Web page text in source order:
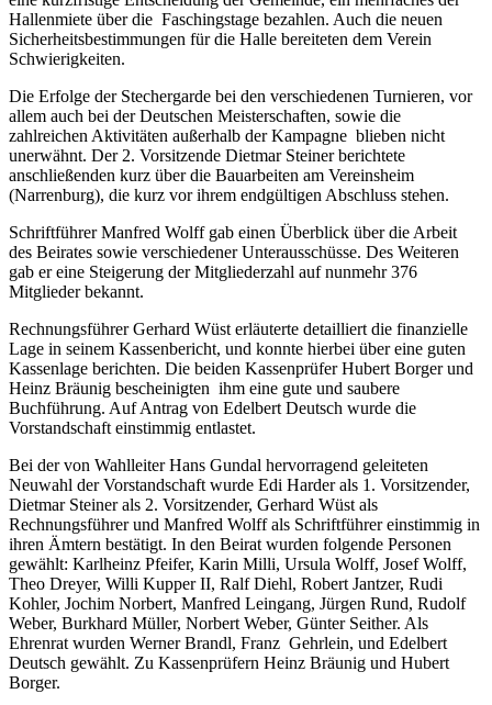
Hallenmiete über die Faschingstage bezahlen. Auch die neuen
Sicherheitsbestimmungen für die Halle bereiteten dem Verein
Schwierigkeiten.
Die Erfolge der Stechergarde bei den verschiedenen Turnieren, vor
allem auch bei der Deutschen Meisterschaften, sowie die
zahlreichen Aktivitäten außerhalb der Kampagne blieben nicht
unerwähnt. Der 2. Vorsitzende Dietmar Steiner berichtete
anschließenden kurz über die Bauarbeiten am Vereinsheim
(Narrenburg), die kurz vor ihrem endgültigen Abschluss stehen.
Schriftführer Manfred Wolff gab einen Überblick über die Arbeit
des Beirates sowie verschiedener Unterausschüsse. Des Weiteren
gab er eine Steigerung der Mitgliederzahl auf nunmehr 376
Mitglieder bekannt.
Rechnungsführer Gerhard Wüst erläuterte detailliert die finanzielle
Lage in seinem Kassenbericht, und konnte hierbei über eine guten
Kassenlage berichten. Die beiden Kassenprüfer Hubert Borger und
Heinz Bräunig bescheinigten ihm eine gute und saubere
Buchführung. Auf Antrag von Edelbert Deutsch wurde die
Vorstandschaft einstimmig entlastet.
Bei der von Wahlleiter Hans Gundal hervorragend geleiteten
Neuwahl der Vorstandschaft wurde Edi Harder als 1. Vorsitzender,
Dietmar Steiner als 2. Vorsitzender, Gerhard Wüst als
Rechnungsführer und Manfred Wolff als Schriftführer einstimmig in
ihren Ämtern bestätigt. In den Beirat wurden folgende Personen
gewählt: Karlheinz Pfeifer, Karin Milli, Ursula Wolff, Josef Wolff,
Theo Dreyer, Willi Kupper II, Ralf Diehl, Robert Jantzer, Rudi
Kohler, Jochim Norbert, Manfred Leingang, Jürgen Rund, Rudolf
Weber, Burkhard Müller, Norbert Weber, Günter Seither. Als
Ehrenrat wurden Werner Brandl, Franz Gehrlein, und Edelbert
Deutsch gewählt. Zu Kassenprüfern Heinz Bräunig und Hubert
Borger.